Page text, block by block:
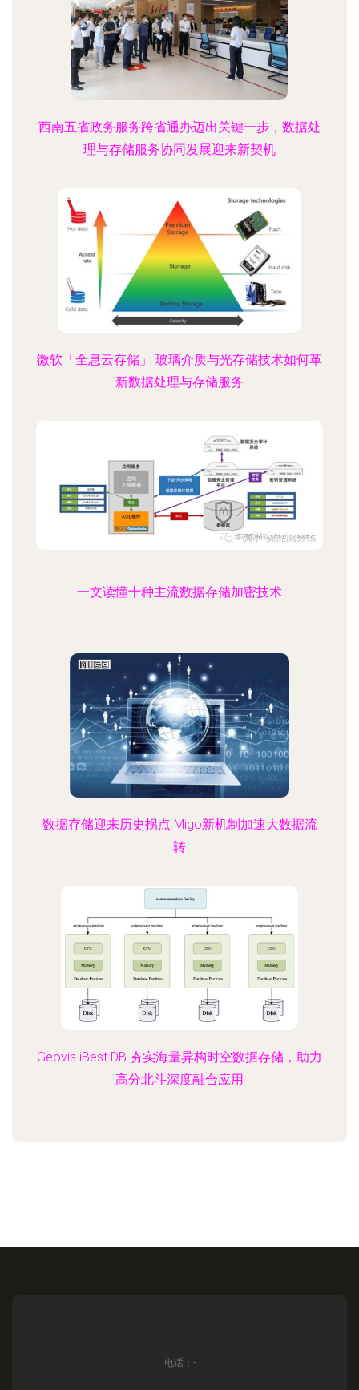
西南五省政务服务跨省通办迈出关键一步，数据处
理与存储服务协同发展迎来新契机
微软「全息云存储」 玻璃介质与光存储技术如何革
新数据处理与存储服务
一文读懂十种主流数据存储加密技术
数据存储迎来历史拐点 Migo新机制加速大数据流
转
Geovis iBest DB 夯实海量异构时空数据存储，助力
高分北斗深度融合应用
电话：-